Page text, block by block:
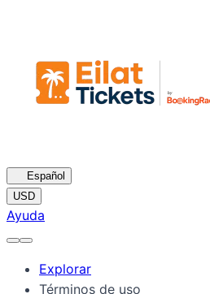
Español
USD
Ayuda
Explorar
Términos de uso